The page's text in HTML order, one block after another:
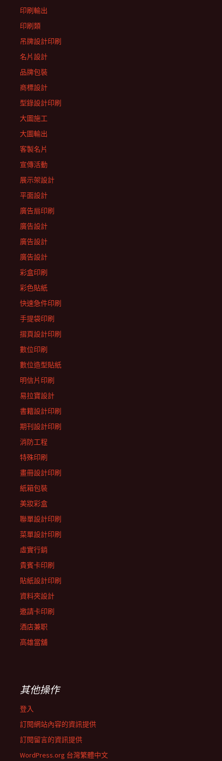
印刷輸出
印刷類
吊牌設計印刷
名片設計
品牌包裝
商標設計
型錄設計印刷
大圖施工
大圖輸出
客製名片
宣傳活動
展示架設計
平面設計
廣告扇印刷
廣告設計
廣告設計
廣告設計
彩盒印刷
彩色貼紙
快速急件印刷
手提袋印刷
摺頁設計印刷
數位印刷
數位造型貼紙
明信片印刷
易拉寶設計
書籍設計印刷
期刊設計印刷
消防工程
特殊印刷
畫冊設計印刷
紙箱包裝
美妝彩盒
聯單設計印刷
菜單設計印刷
虛實行銷
貴賓卡印刷
貼紙設計印刷
資料夾設計
邀請卡印刷
酒店兼职
高雄當舖
其他操作
登入
訂閱網站內容的資訊提供
訂閱留言的資訊提供
WordPress.org 台灣繁體中文